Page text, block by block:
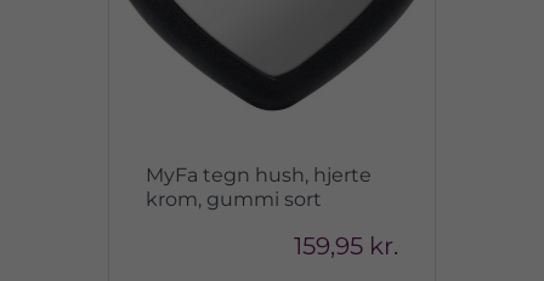
MyFa tegn hush, hjerte
krom, gummi sort
159,95 kr.